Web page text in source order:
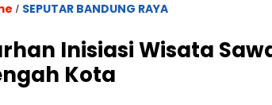
/ SEPUTAR BANDUNG RAYA
Inisiasi Wisata
Kota